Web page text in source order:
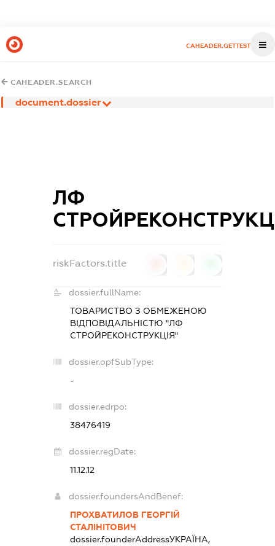
CAHEADER.GETTEST
CAHEADER.SEARCH
document.dossier
ЛФ
riskFactors.title
dossier.fullName:
ТОВАРИСТВО З ОБМЕЖЕНОЮ
ВІДПОВІДАЛЬНІСТЮ "ЛФ
СТРОЙРЕКОНСТРУКЦІЯ"
dossier.opfSubType:
-
dossier.edrpo:
38476419
dossier.regDate:
11.12.12
dossier.foundersAndBenef:
ПРОХВАТИЛОВ ГЕОРГІЙ
СТАЛІНІТОВИЧ
dossier.founderAddressУКРАЇНА,